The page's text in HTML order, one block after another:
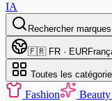
IA
Rechercher
🇫🇷 FR · EUR
Toutes les
Fashion